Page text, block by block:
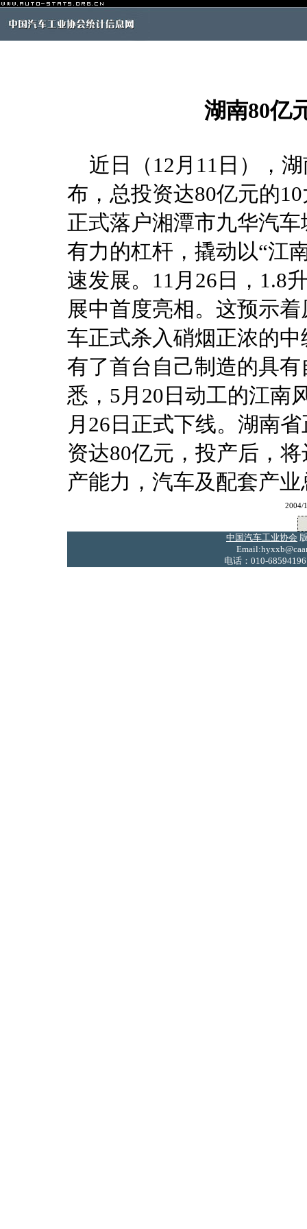
湖南80亿
近日（12月11日），
布，总投资达80亿元的
正式落户湘潭市九华汽
有力的杠杆，撬动以“江
速发展。11月26日，1.8
展中首度亮相。这预示
车正式杀入硝烟正浓的
有了首台自己制造的具
悉，5月20日动工的江南
月26日正式下线。湖南
资达80亿元，投产后，
产能力，汽车及配套产
2004/
中国汽车工业协会
电话：010-